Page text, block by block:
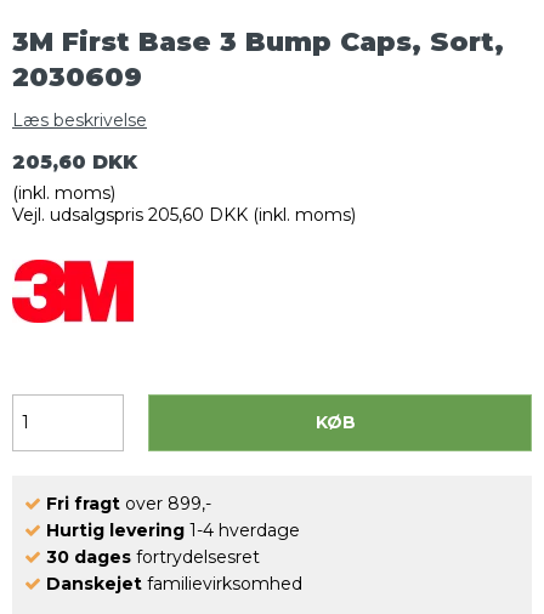
3M First Base 3 Bump Caps, Sort,
2030609
Læs beskrivelse
205,60 DKK
(inkl. moms)
Vejl. udsalgspris 205,60 DKK (inkl. moms)
KØB
Fri fragt over 899,-
Hurtig levering 1-4 hverdage
30 dages fortrydelsesret
Danskejet familievirksomhed